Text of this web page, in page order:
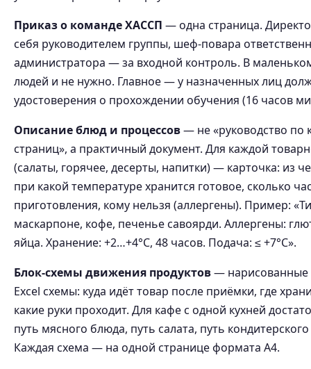
Приказ о команде ХАССП — одна страница.
себя руководителем группы, шеф-повара
администратора — за входной контроль. В
людей и не нужно. Главное — у назначенных лиц
удостоверения о прохождении обучения (16 часов
Описание блюд и процессов— не «руководство по
страниц», а практичный документ. Для каждой
(салаты, горячее, десерты, напитки) — карточка: из
при какой температуре хранится готовое, сколько
приготовления, кому нельзя (аллергены). Пример:
маскарпоне, кофе, печенье савоярди. Аллергены:
яйца. Хранение: +2…+4°C, 48 часов. Подача: ≤ +7°C».
Блок-схемы движения продуктов— нарисованные
Excel схемы: куда идёт товар после приёмки, где
какие руки проходит. Для кафе с одной кухней
путь мясного блюда, путь салата, путь
Каждая схема — на одной странице формата A4.